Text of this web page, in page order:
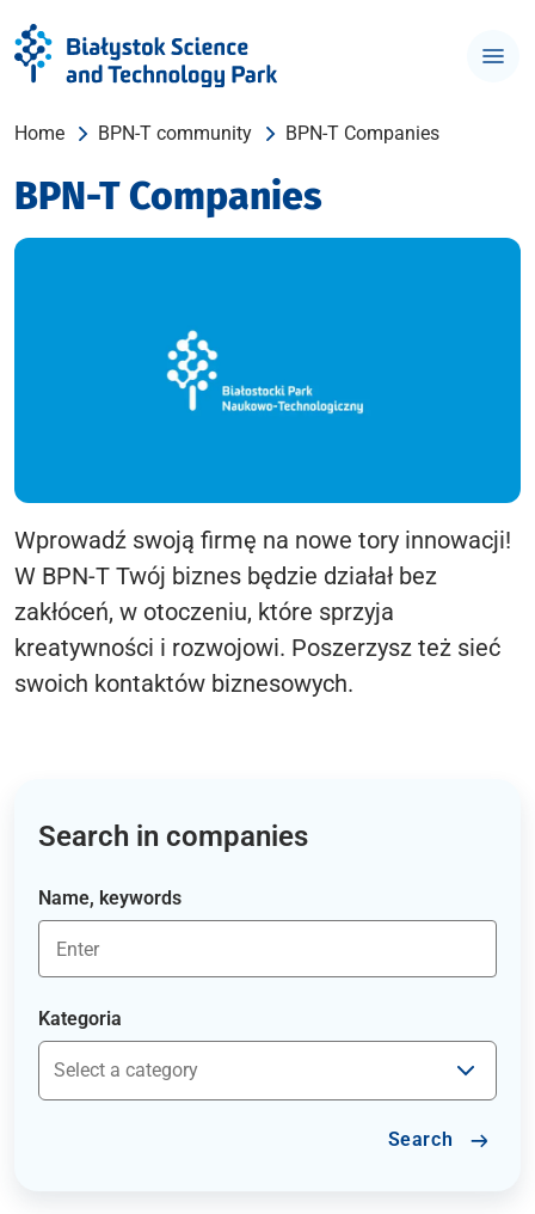
Home BPN-T community BPN-T Companies
BPN-T Companies
Wprowadź swoją firmę na nowe tory innowacji!
W BPN-T Twój biznes będzie działał bez
zakłóceń, w otoczeniu, które sprzyja
kreatywności i rozwojowi. Poszerzysz też sieć
swoich kontaktów biznesowych.
Search in companies
Name, keywords
Kategoria
Search